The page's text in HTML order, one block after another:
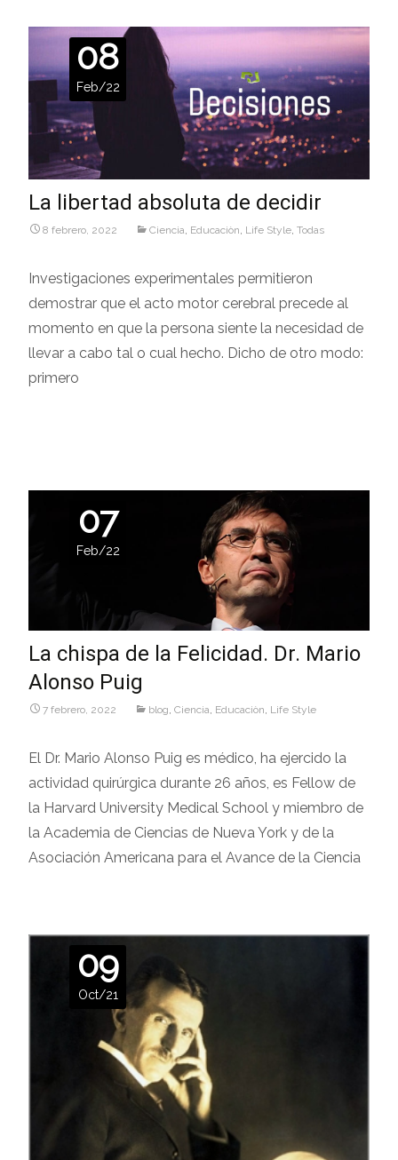
08
Feb/22
La libertad absoluta de decidir
8 febrero, 2022 Ciencia Educaciòn Life Style Todas
Investigaciones experimentales permitieron
demostrar que el acto motor cerebral precede al
momento en que la persona siente la necesidad de
llevar a cabo tal o cual hecho. Dicho de otro modo:
primero
07
Feb/22
La chispa de la Felicidad. Dr. Mario
Alonso Puig
7 febrero, 2022 blog, Ciencia, Educaciòn, Life Style
El Dr. Mario Alonso Puig es médico, ha ejercido la
actividad quirúrgica durante 26 años, es Fellow de
la Harvard University Medical School y miembro de
la Academia de Ciencias de Nueva York y de la
Asociación Americana para el Avance de la Ciencia
09
Oct/21